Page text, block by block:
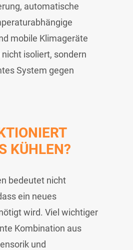
automatische
mobile Klimageräte
isoliert, sondern
System gegen
KÜHLEN?
bedeutet nicht
ein neues
wird. Viel wichtiger
Kombination aus
und